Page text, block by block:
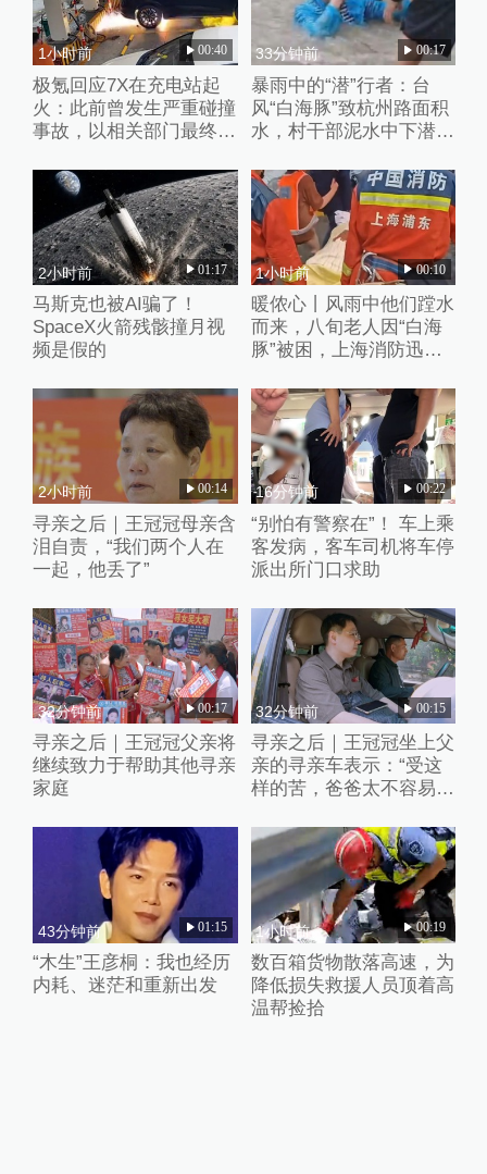
1小时前 00:40
极氪回应7X在充电站起
火：此前曾发生严重碰撞
事故，以相关部门最终调
33分钟前 00:17
暴雨中的“潜”行者：台
风“白海豚”致杭州路面积
水，村干部泥水中下潜徒
2小时前 01:17
马斯克也被AI骗了！
SpaceX火箭残骸撞月视
频是假的
1小时前 00:10
暖侬心丨风雨中他们蹚水
而来，八旬老人因“白海
豚”被困，上海消防迅速
2小时前 00:14
寻亲之后｜王冠冠母亲含
泪自责，“我们两个人在
一起，他丢了”
16分钟前 00:22
“别怕有警察在”！ 车上乘
客发病，客车司机将车停
派出所门口求助
32分钟前 00:17
寻亲之后｜王冠冠父亲将
继续致力于帮助其他寻亲
家庭
32分钟前 00:15
寻亲之后｜王冠冠坐上父
亲的寻亲车表示：“受这
样的苦，爸爸太不容易
43分钟前 01:15
“木生”王彦桐：我也经历
内耗、迷茫和重新出发
1小时前 00:19
数百箱货物散落高速，为
降低损失救援人员顶着高
温帮捡拾